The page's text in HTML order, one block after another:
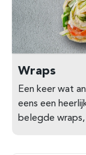
Wraps
Een keer wat
eens een
belegde